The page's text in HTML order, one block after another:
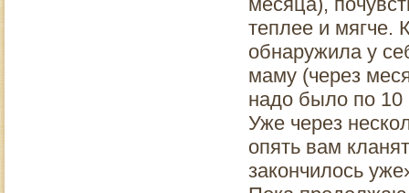
теплее и мягче.
обнаружила у
маму (через
надо было по
Уже через
опять вам
закончилось